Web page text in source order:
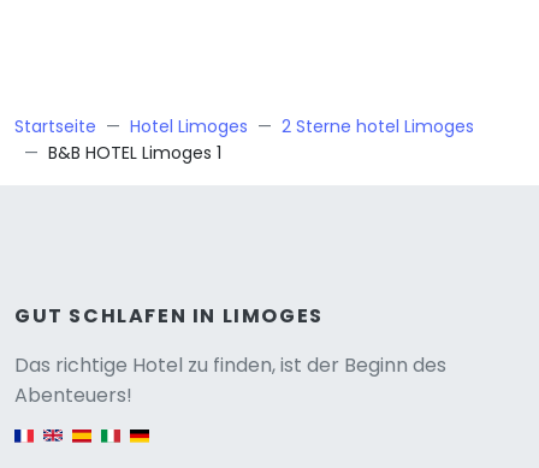
Startseite Hotel Limoges
2 Sterne hotel Limoges
B&B HOTEL Limoges 1
GUT SCHLAFEN IN LIMOGES
Das richtige Hotel zu finden, ist der Beginn des
Abenteuers!
English version